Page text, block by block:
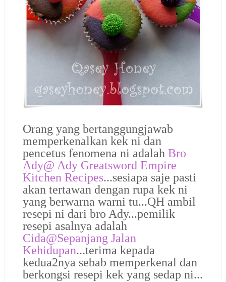
Orang yang bertanggungjawab
memperkenalkan kek ni dan
pencetus fenomena ni adalah Bro
Ady@ Ady Greatsword Empire
Kitchen Recipes...sesiapa saje pasti
akan tertawan dengan rupa kek ni
yang berwarna warni tu...QH ambil
resepi ni dari bro Ady...pemilik
resepi asalnya adalah
Cida@Sepanjang Jalan
Kehidupan...terima kepada
kedua2nya sebab memperkenal dan
berkongsi resepi kek yang sedap ni...